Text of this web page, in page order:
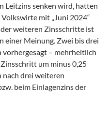
Leitzins senken wird, hatten
mit „Juni 2024“
weiteren Zinsschritte ist
einer Meinung. Zwei bis drei
– mehrheitlich
um minus 0,25
nach drei weiteren
beim Einlagenzins der